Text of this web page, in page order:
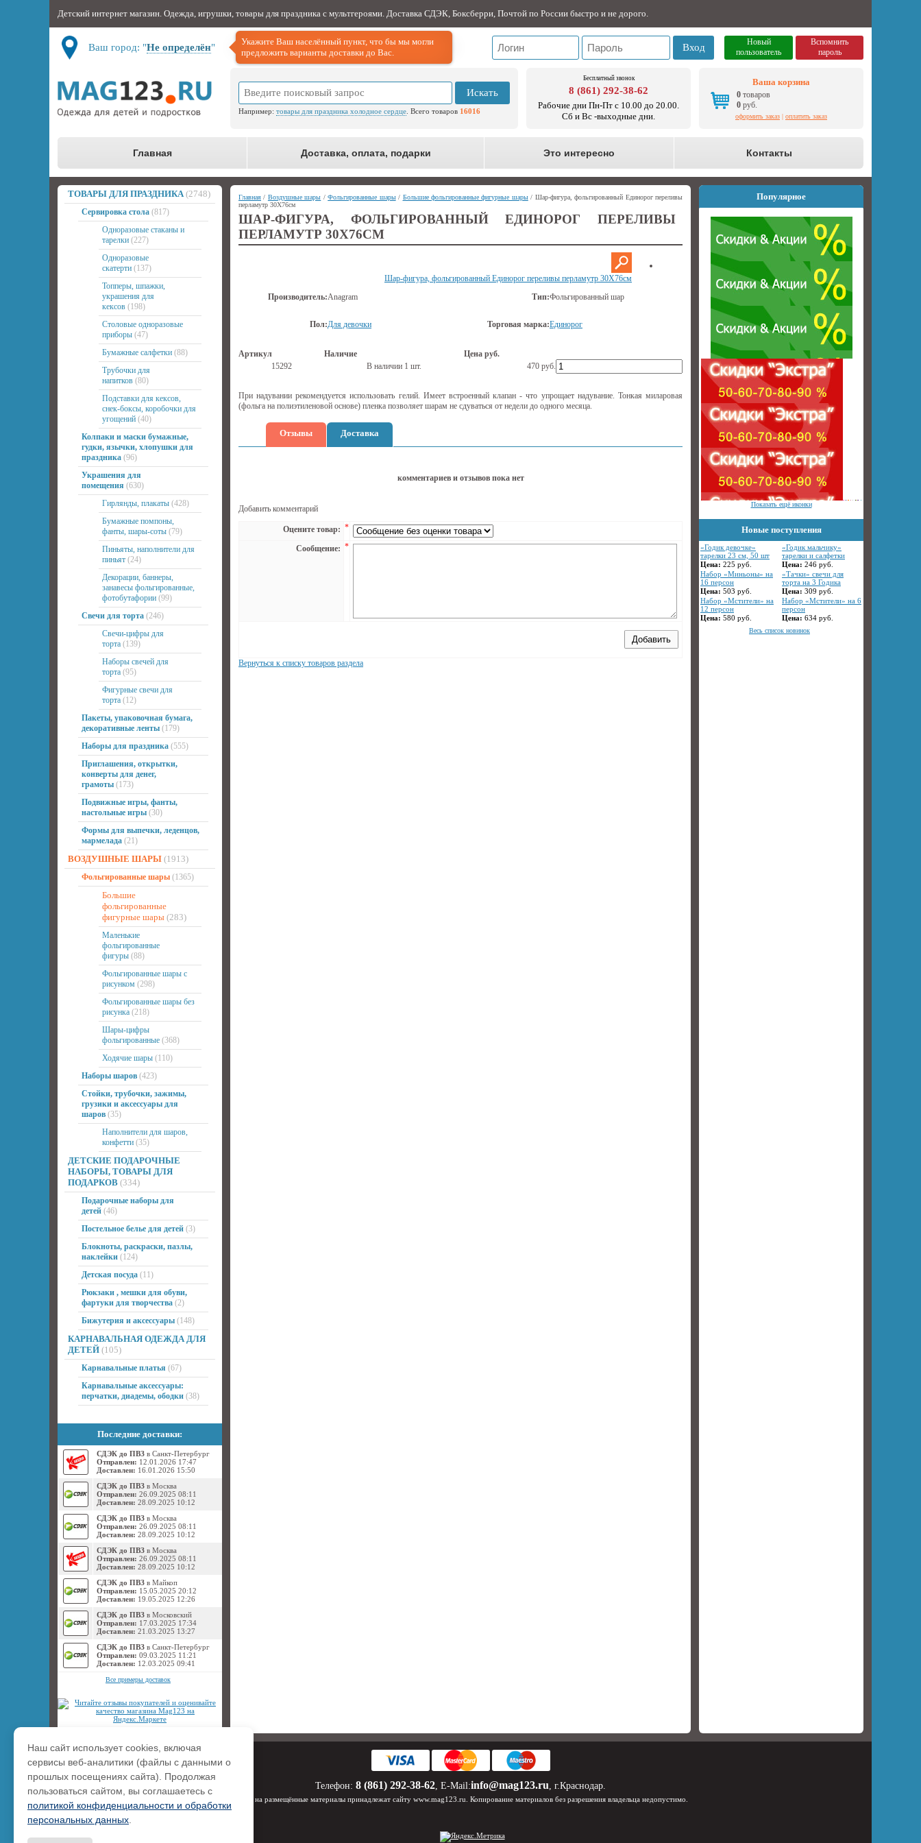
Детский интернет магазин. Одежда, игрушки, товары для праздника с мультгероями. Доставка СДЭК, Боксберри, Почтой по России быстро и не дорого.
Ваш город: "Не определён"
Укажите Ваш населённый пункт, что бы мы могли
предложить варианты доставки до Вас.
Вход
Новый
пользователь
Вспомнить
пароль
Искать
Например: товары для праздника холодное сердце . Всего товаров 16016
Бесплатный звонок
8 (861) 292-38-62
Рабочие дни Пн-Пт с 10.00 до 20.00.
Сб и Вс -выходные дни.
Ваша корзина
0 товаров
0 руб.
оформить заказ | оплатить заказ
Главная Доставка, оплата, подарки Это интересно Контакты
ТОВАРЫ ДЛЯ ПРАЗДНИКА (2748)
Сервировка стола (817)
Одноразовые стаканы и
тарелки (227)
Одноразовые
скатерти (137)
Топперы, шпажки,
украшения для
кексов (198)
Столовые одноразовые
приборы (47)
Бумажные салфетки (88)
Трубочки для
напитков (80)
Подставки для кексов,
снек-боксы, коробочки для
угощений (40)
Колпаки и маски бумажные,
гудки, язычки, хлопушки для
праздника (96)
Украшения для
помещения (630)
Гирлянды, плакаты (428)
Бумажные помпоны,
фанты, шары-соты (79)
Пиньяты, наполнители для
пиньят (24)
Декорации, баннеры,
занавесы фольгированные,
фотобутафории (99)
Свечи для торта (246)
Свечи-цифры для
торта (139)
Наборы свечей для
торта (95)
Фигурные свечи для
торта (12)
Пакеты, упаковочная бумага,
декоративные ленты (179)
Наборы для праздника (555)
Приглашения, открытки,
конверты для денег,
грамоты (173)
Подвижные игры, фанты,
настольные игры (30)
Формы для выпечки, леденцов,
мармелада (21)
ВОЗДУШНЫЕ ШАРЫ (1913)
Фольгированные шары (1365)
Большие
фольгированные
фигурные шары (283)
Маленькие
фольгированные
фигуры (88)
Фольгированные шары с
рисунком (298)
Фольгированные шары без
рисунка (218)
Шары-цифры
фольгированные (368)
Ходячие шары (110)
Наборы шаров (423)
Стойки, трубочки, зажимы,
грузики и аксессуары для
шаров (35)
Наполнители для шаров,
конфетти (35)
ДЕТСКИЕ ПОДАРОЧНЫЕ
НАБОРЫ, ТОВАРЫ ДЛЯ
ПОДАРКОВ (334)
Подарочные наборы для
детей (46)
Постельное белье для детей (3)
Блокноты, раскраски, пазлы,
наклейки (124)
Детская посуда (11)
Рюкзаки , мешки для обуви,
фартуки для творчества (2)
Бижутерия и аксессуары (148)
КАРНАВАЛЬНАЯ ОДЕЖДА ДЛЯ
ДЕТЕЙ (105)
Карнавальные платья (67)
Карнавальные аксессуары:
перчатки, диадемы, ободки (38)
Последние доставки:
СДЭК до ПВЗ в Санкт-Петербург
Отправлен: 12.01.2026 17:47
Доставлен: 16.01.2026 15:50
СДЭК до ПВЗ в Москва
Отправлен: 26.09.2025 08:11
Доставлен: 28.09.2025 10:12
СДЭК до ПВЗ в Москва
Отправлен: 26.09.2025 08:11
Доставлен: 28.09.2025 10:12
СДЭК до ПВЗ в Москва
Отправлен: 26.09.2025 08:11
Доставлен: 28.09.2025 10:12
СДЭК до ПВЗ в Майкоп
Отправлен: 15.05.2025 20:12
Доставлен: 19.05.2025 12:26
СДЭК до ПВЗ в Московский
Отправлен: 17.03.2025 17:34
Доставлен: 21.03.2025 13:27
СДЭК до ПВЗ в Санкт-Петербург
Отправлен: 09.03.2025 11:21
Доставлен: 12.03.2025 09:41
Все примеры доставок
Главная / Воздушные шары /Фольгированные шары/ Большие фольгированные фигурные шары/ Шар-фигура, фольгированный Единорог переливы
перламутр 30Х76см
ШАР-ФИГУРА, ФОЛЬГИРОВАННЫЙ ЕДИНОРОГ ПЕРЕЛИВЫ
ПЕРЛАМУТР 30Х76СМ
Шар-фигура, фольгированный Единорог переливы перламутр 30Х76см
Производитель:Anagram Тип:Фольгированный шар
Пол:Для девочки Торговая марка:Единорог
Артикул Наличие
Цена руб.
15292
В наличии 1 шт. 470 руб.
При надувании рекомендуется использовать гелий. Имеет встроенный клапан - что упрощает надувание. Тонкая миларовая
(фольга на полиэтиленовой основе) пленка позволяет шарам не сдуваться от недели до одного месяца.
Отзывы Доставка
комментариев и отзывов пока нет
Добавить комментарий
Оцените товар: *
Сообщение: *
Вернуться к списку товаров раздела
Популярное
Показать ещё иконки
Новые поступления
«Годик девочке»
тарелки 23 см, 50 шт
Цена: 225 руб.
«Годик мальчику»
тарелки и салфетки
Цена: 246 руб.
Набор «Миньоны» на
16 персон
Цена: 503 руб.
«Тачки» свечи для
торта на 3 Годика
Цена: 309 руб.
Набор «Мстители» на
12 персон
Цена: 580 руб.
Набор «Мстители» на 6
персон
Цена: 634 руб.
Весь список новинок
Телефон: 8 (861) 292-38-62, E-Mail:info@mag123.ru, г.Краснодар.
Права на размещённые материалы принадлежат сайту www.mag123.ru. Копирование материалов без разрешения владельца недопустимо.
Наш сайт использует cookies, включая
сервисы веб-аналитики (файлы с данными о
прошлых посещениях сайта). Продолжая
пользоваться сайтом, вы соглашаетесь с
политикой конфиденциальности и обработки
персональных данных